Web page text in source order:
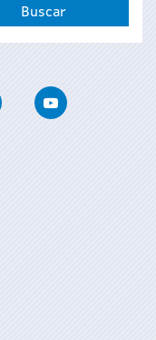
InstagramYoutube